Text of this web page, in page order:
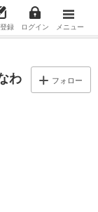
録 ログイン メニュー
わ
フォロー